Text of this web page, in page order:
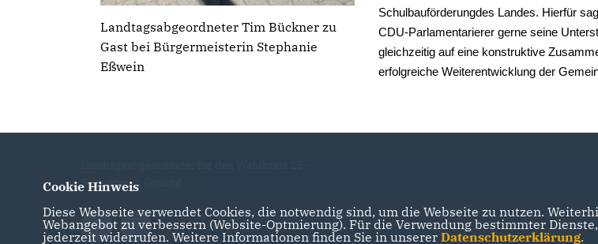
Landtagsabgeordneter Tim Bückner zu
Gast bei Bürgermeisterin Stephanie
Eßwein
Schulbauförderungdes Landes. Hierfür
CDU-Parlamentarierer gerne seine
gleichzeitig auf eine konstruktive
erfolgreiche Weiterentwicklung der
Schwäbisch Gmünd
Cookie Hinweis
Diese Webseite verwendet Cookies, die notwendig sind, um die Webseite zu nutzen.
Webangebot zu verbessern (Website-Optmierung). Für die Verwendung bestimmter
jederzeit widerrufen. Weitere Informationen finden Sie in unserer Datenschutzerklärung.